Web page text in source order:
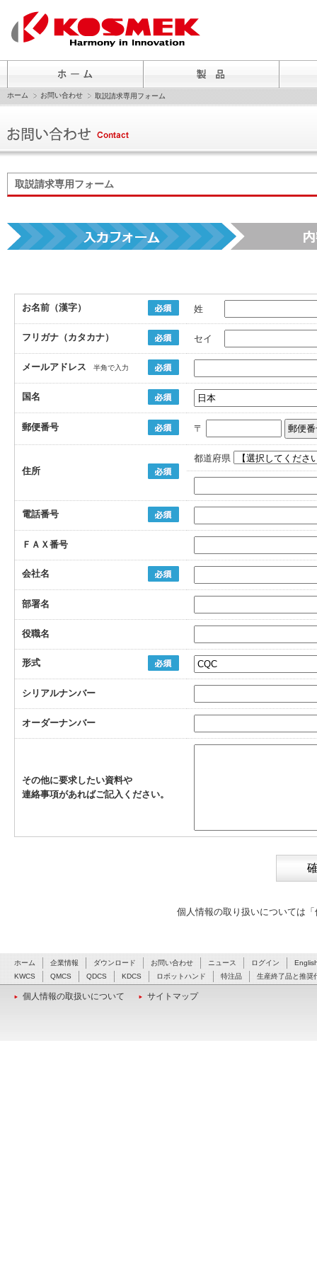
ホーム お問い合わせ 取説請求専用フォーム
取説請求専用フォーム
お名前（漢字） 姓
フリガナ（カタカナ） セイ
メールアドレス 半角で入力
国名
郵便番号 〒
住所
都道府県
電話番号
ＦＡＸ番号
会社名
部署名
役職名
形式
シリアルナンバー
オーダーナンバー
その他に要求したい資料や
連絡事項があればご記入ください。
個人情報の取り扱いについては
ホーム 企業情報 ダウンロード お問い合わせ ニュース ログイン
KWCS
QMCS QDCS KDCS ロボットハンド 特注品 生産終了品と推奨
個人情報の取扱いについて サイトマップ